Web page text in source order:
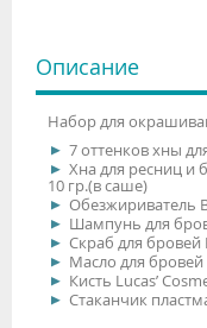
Описание
Набор для
7 оттенков хны
Хна для ресниц и
10 гр.(в саше)
Обезжириватель
Шампунь для
Cкраб для бровей
Масло для
Кисть Lucas’
Стаканчик